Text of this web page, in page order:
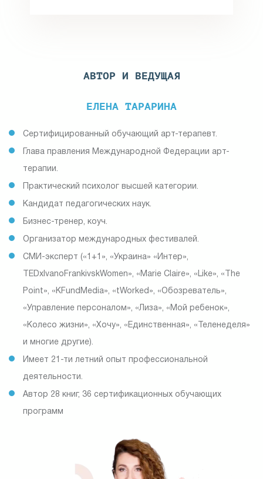
АВТОР И ВЕДУЩАЯ
ЕЛЕНА ТАРАРИНА
Сертифицированный обучающий арт-терапевт.
Глава правления Международной Федерации арт-
терапии.
Практический психолог высшей категории.
Кандидат педагогических наук.
Бизнес-тренер, коуч.
Организатор международных фестивалей.
СМИ-эксперт («1+1», «Украина» «Интер»,
TEDxIvanoFrankivskWomen», «Marie Claire», «Like», «The
Point», «KFundMedia», «tWorked», «Обозреватель»,
«Управление персоналом», «Лиза», «Мой ребенок»,
«Колесо жизни», «Хочу», «Единственная», «Теленеделя»
и многие другие).
Имеет 21-ти летний опыт профессиональной
деятельности.
Автор 28 книг, 36 сертификационных обучающих
программ